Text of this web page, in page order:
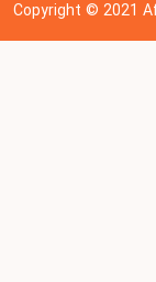
Copyright © 202 1